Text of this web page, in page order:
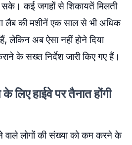
सके। कई जगहों से शिकायतें मिलती
लैब की मशीनें एक साल से भी अधिक
लेकिन अब ऐसा नहीं होने दिया
के सख्त निर्देश जारी किए गए हैं।
लिए हाईवे पर तैनात होंगी
वाले लोगों की संख्या को कम करने के